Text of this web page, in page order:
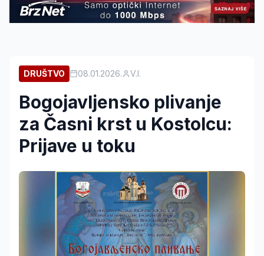
DRUŠTVO 08.01.2026. V.I.
Bogojavljensko plivanje
za Časni krst u Kostolcu:
Prijave u toku